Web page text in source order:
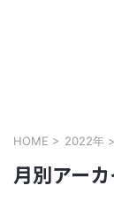
HOME > 2022年 >
月別アー